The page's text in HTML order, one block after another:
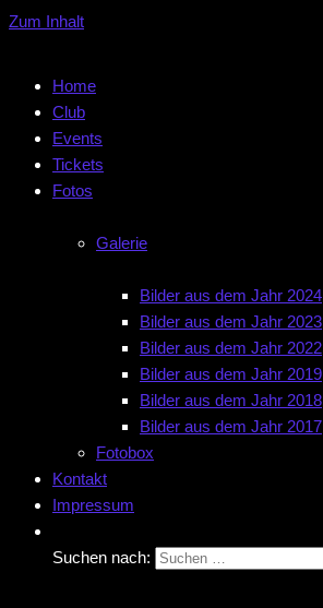
Zum Inhalt
Home
Club
Events
Tickets
Fotos
Galerie
Bilder aus dem Jahr 2024
Bilder aus dem Jahr 2023
Bilder aus dem Jahr 2022
Bilder aus dem Jahr 2019
Bilder aus dem Jahr 2018
Bilder aus dem Jahr 2017
Fotobox
Kontakt
Impressum
Suchen nach: